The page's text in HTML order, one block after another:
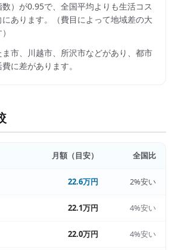
数）が0.95で、 全国平均よりも生活コス
あります。
（費目によって地域差の大
ま市、川越市、所沢市などがあり、都市
に差があります。
月額（目安） 全国比
22.6万円 2%安い
22.1万円 4%安い
22.0万円 4%安い